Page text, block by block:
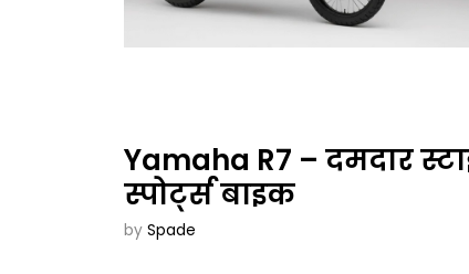
Yamaha R7 – दमदार
स्पोर्ट्स बाइक
by Spade